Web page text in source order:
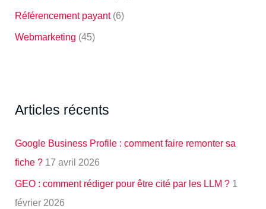
Référencement payant(6)
Webmarketing (45)
Articles récents
Google Business Profile : comment faire remonter sa
fiche ? 17 avril 2026
GEO : comment rédiger pour être cité par les LLM ? 1
février 2026